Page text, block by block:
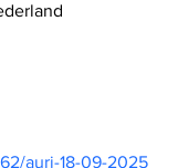
auri-18-09-2025